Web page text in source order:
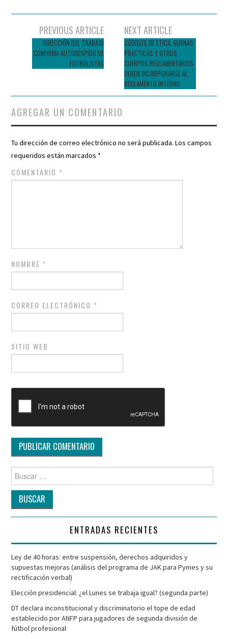
Navegador
entradas
PREVIOUS ARTICLE
DIRECCIÓN DEL TRABAJO
CONFIRMA AUTODESPIDO DE
FUTBOLISTAS
NEXT ARTICLE
CÓDIGOS DE ETICA, BUENAS
PRÁCTICAS Y OTROS
CUERPOS REGLAMENTARIOS
DEBEN INCORPORARSE AL
REGLAMENTO INTERNO
AGREGAR UN COMENTARIO
Tu dirección de correo electrónico no será publicada. Los campos
requeridos están marcados *
COMENTARIO *
NOMBRE *
CORREO ELECTRÓNICO *
SITIO WEB
por:
ENTRADAS RECIENTES
Ley de 40 horas: entre suspensión, derechos adquiridos y
supuestas mejoras (análisis del programa de JAK para Pymes y su
rectificación verbal)
Elección presidencial: ¿el Lunes se trabaja igual? (segunda parte)
DT declara inconstitucional y discriminatorio el tope de edad
establecido por ANFP para jugadores de segunda división de
fútbol profesional